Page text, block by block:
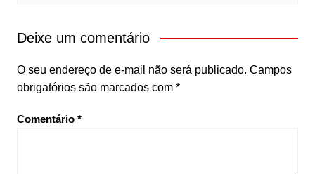
Deixe um comentário
O seu endereço de e-mail não será publicado. Campos
obrigatórios são marcados com *
Comentário *